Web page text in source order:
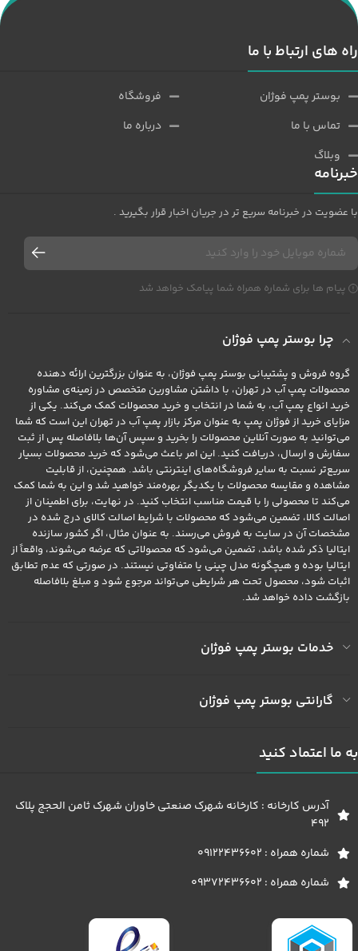
راه های ارتباط با ما
بوستر پمپ فوژان
تماس با ما
وبلاگ
فروشگاه
درباره ما
خبرنامه
با عضویت در خبرنامه سریع تر در جریان اخبار قرار بگیرید .
پیام ها برای شماره همراه شما پیامک خواهد شد
چرا بوستر پمپ فوژان
گروه فروش و پشتیبانی بوستر پمپ فوژان، به عنوان بزرگترین ارائه دهنده
محصولات پمپ آب در تهران، با داشتن مشاورین متخصص در زمینه‌ی مشاوره
خرید انواع پمپ آب، به شما در انتخاب و خرید محصولات کمک می‌کند. یکی از
مزایای خرید از فوژان پمپ به عنوان مرکز بازار پمپ آب در تهران این است که شما
می‌توانید به صورت آنلاین محصولات را بخرید و سپس آن‌ها بلافاصله پس از ثبت
سفارش و ارسال، دریافت کنید. این امر باعث می‌شود که خرید محصولات بسیار
سریع‌تر نسبت به سایر فروشگاه‌های اینترنتی باشد. همچنین، از قابلیت
مشاهده و مقایسه محصولات با یکدیگر بهره‌مند خواهید شد و این به شما کمک
می‌کند تا محصولی را با قیمت مناسب انتخاب کنید. در نهایت، برای اطمینان از
اصالت کالا، تضمین می‌شود که محصولات با شرایط اصالت کالای درج شده در
مشخصات آن در سایت به فروش می‌رسند. به عنوان مثال، اگر کشور سازنده
ایتالیا ذکر شده باشد، تضمین می‌شود که محصولاتی که عرضه می‌شوند، واقعاً از
ایتالیا بوده و هیچگونه مدل چینی یا متفاوتی نیستند. در صورتی که عدم تطابق
اثبات شود، محصول تحت هر شرایطی می‌تواند مرجوع شود و مبلغ بلافاصله
بازگشت داده خواهد شد.
خدمات بوستر پمپ فوژان
گارانتی بوستر پمپ فوژان
به ما اعتماد کنید
آدرس کارخانه : کارخانه شهرک صنعتی خاوران شهرک ثامن الحجج پلاک
492
شماره همراه : 09122436602
شماره همراه : 09372436602